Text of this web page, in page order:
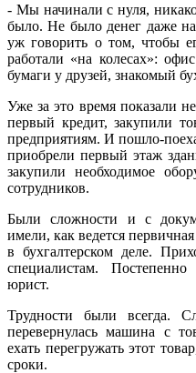
- Мы начинали с нуля,
было. Не было денег даже
уж говорить о том, чтобы
работали «на колесах»:
бумаги у друзей, знакомый
Уже за это время показали
первый кредит, закупили
предприятиям. И пошло-
приобрели первый этаж
закупили необходимое
сотрудников.
Были сложности и с
имели, как ведется
в бухгалтерском деле.
специалистам.
юрист.
Трудности были всегда.
перевернулась машина с
ехать перегружать этот
сроки.